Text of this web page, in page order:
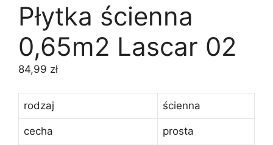
Płytka ścienna
0,65m2 Lascar 02
84,99 zł
rodzaj ścienna
cecha prosta